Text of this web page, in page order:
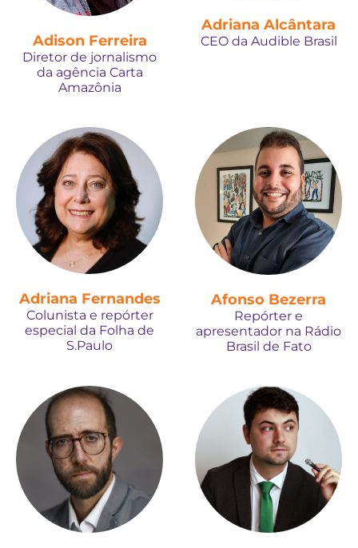
Adison Ferreira
Diretor de jornalismo
da agência Carta
Amazônia
Adriana Alcântara
CEO da Audible Brasil
Adriana Fernandes
Colunista e repórter
especial da Folha de
S.Paulo
Afonso Bezerra
Repórter e
apresentador na Rádio
Brasil de Fato